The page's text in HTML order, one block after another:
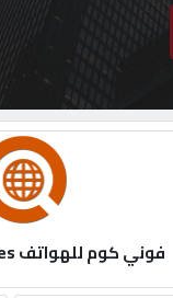
فوني كوم للهواتف Foni Com Phones